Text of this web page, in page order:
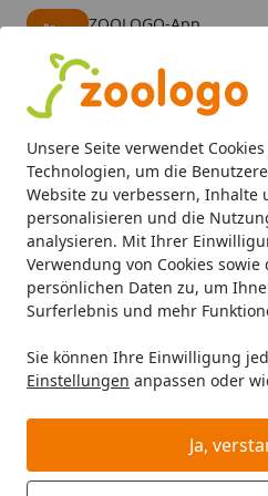
Unsere Seite verwendet
Technologien, um die
Website zu verbessern, Inhalte
personalisieren und die
analysieren. Mit Ihrer
Verwendung von Cookies
persönlichen Daten zu, um
Surferlebnis und mehr
Sie können Ihre Einwilligung
Einstellungen anpassen oder
Ja,
ZOOLOGO-App
Alle Produkte
Mein Konto
Suchen
Startseite
Aquaristik Aquarientechnik
brennenstuhl
Meter